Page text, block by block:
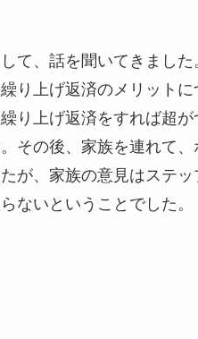
て、話を聞いてきまし
り上げ返済のメリットに
り上げ返済をすれば超が
その後、家族を連れて、
が、家族の意見はステ
ないということでした。